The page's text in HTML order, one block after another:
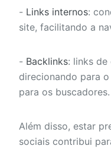
- Links internos:
site, facilitando a
- Backlinks: links
direcionando para
para os buscadores.
Além disso, estar
sociais contribui